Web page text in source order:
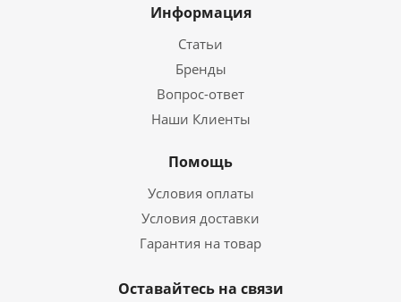
Информация
Статьи
Бренды
Вопрос-ответ
Наши Клиенты
Помощь
Условия оплаты
Условия доставки
Гарантия на товар
Оставайтесь на связи